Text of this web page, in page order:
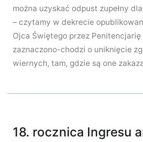
można uzyskać odpust zupełny
– czytamy w dekrecie
Ojca Świętego przez Penitencjarię
zaznaczono-chodzi o uniknięcie
wiernych, tam, gdzie są one
18. rocznica Ingresu